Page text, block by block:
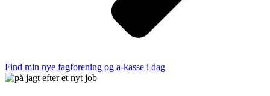
Find min nye fagforening og a-kasse i dag